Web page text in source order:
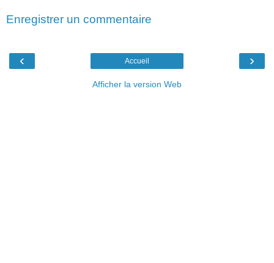
Enregistrer un commentaire
‹ ›
Accueil
Afficher la version Web